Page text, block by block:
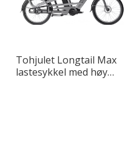
Tohjulet Longtail Max
lastesykkel med høy